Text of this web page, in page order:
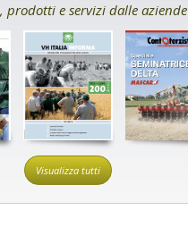
prodotti e servizi dalle aziende
Visualizza tutti